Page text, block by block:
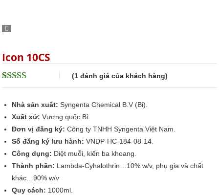
Icon 10CS
5trên 5 dựa
1
(1đánh giá của khách hàng)
Nhà sản xuất: Syngenta Chemical B.V (Bỉ).
Xuất xứ: Vương quốc Bỉ.
Đơn vị đăng ký: Công ty TNHH Syngenta Việt Nam.
Số đăng ký lưu hành: VNDP-HC-184-08-14.
Công dụng: Diệt muỗi, kiến ba khoang.
Thành phần: Lambda-Cyhalothrin…10% w/v, phụ gia và chất
khác…90% w/v
Quy cách: 1000ml.